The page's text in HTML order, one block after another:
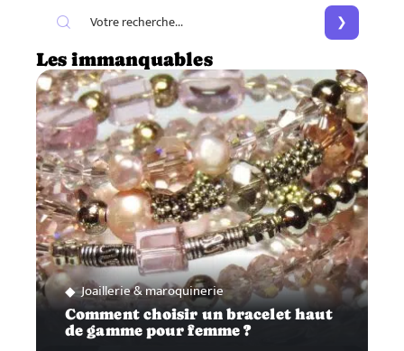
Les immanquables
Joaillerie & maroquinerie
Comment choisir un bracelet haut
de gamme pour femme ?